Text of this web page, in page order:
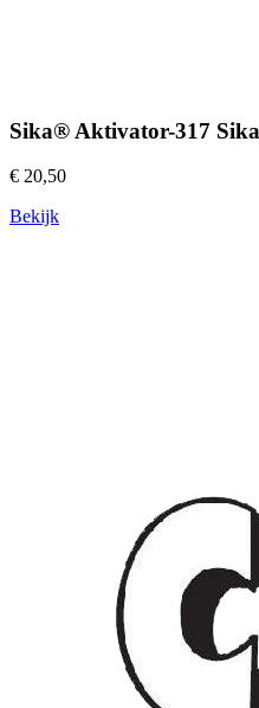
Sika® Aktivator-317
€ 20,50
Bekijk